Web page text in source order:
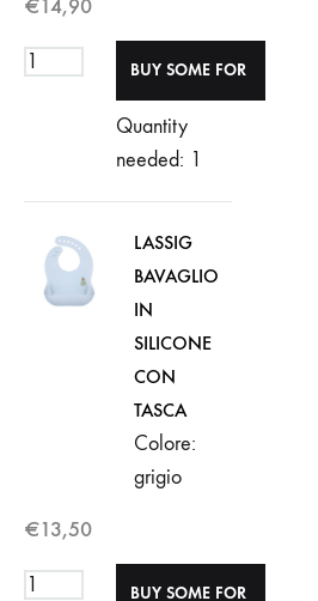
€14,90
Quantity
needed: 1
LASSIG
BAVAGLIO
IN
SILICONE
CON
TASCA
Colore:
grigio
€13,50